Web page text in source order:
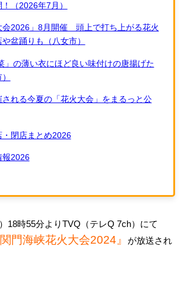
（2026年7月）
2026」8月開催 頭上で打ち上がる花火
盆踊りも（八女市）
の薄い衣にほど良い味付けの唐揚げた
れる今夏の「花火大会」をまるっと公
閉店まとめ2026
2026
18時55分よりTVQ（テレQ 7ch）にて
門海峡花火大会2024』
が放送され